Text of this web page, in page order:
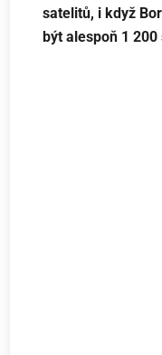
satelitů, i když
být alespoň 1